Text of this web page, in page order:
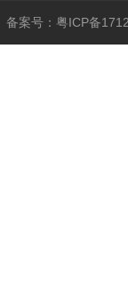
备案号：粤ICP备